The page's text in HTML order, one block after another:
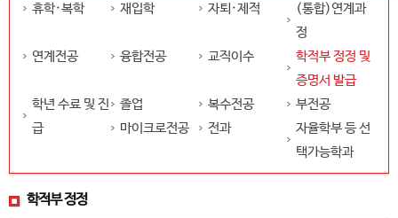
휴학·복학 재입학 자퇴·제적
(통합)연계과
정
연계전공
융합전공 교직이수
학적부 정정 및
증명서 발급
학년 수료 및 진
급
졸업 복수전공
부전공
마이크로전공
전과
자율학부 등 선
택가능학과
학적부 정정